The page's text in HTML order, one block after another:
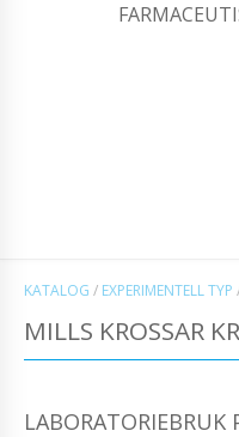
KATALOG / EXPERIMENTELL TYP
MILLS KROSSAR
LABORATORIEBRUK